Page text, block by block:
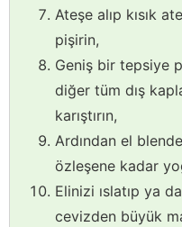
Ateşe alıp kısık
pişirin,
Geniş bir tepsiye
diğer tüm dış
karıştırın,
Ardından el
özleşene kadar
Elinizi ıslatıp ya
cevizden büyük